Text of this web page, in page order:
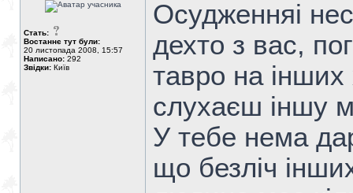
Стать:
Востаннє тут були:
20 листопада 2008, 15:57
Написано: 292
Звідки: Київ
Осудженняі
дехто з вас,
тавро на
слухаєш іншу
У тебе нема
що безліч